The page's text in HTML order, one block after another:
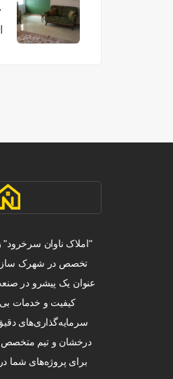
"املاک ناوان
تخصص در شهرک
عنوان یک پیشرو در
کیفیت و خدمات
سرمایه‌گذاری‌های
درخشان و تیم متخصص،
برای پروژه‌های شما